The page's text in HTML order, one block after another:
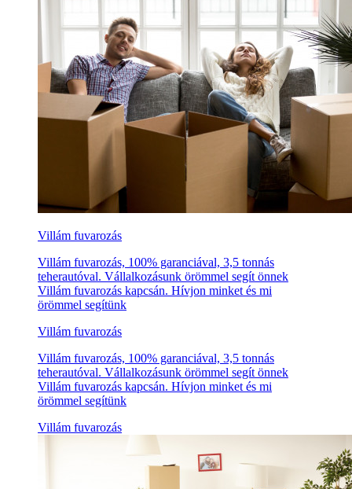
Villám fuvarozás
Villám fuvarozás, 100% garanciával, 3,5 tonnás
teherautóval. Vállalkozásunk örömmel segít önnek
Villám fuvarozás kapcsán. Hívjon minket és mi
örömmel segítünk
Villám fuvarozás
Villám fuvarozás, 100% garanciával, 3,5 tonnás
teherautóval. Vállalkozásunk örömmel segít önnek
Villám fuvarozás kapcsán. Hívjon minket és mi
örömmel segítünk
Villám fuvarozás